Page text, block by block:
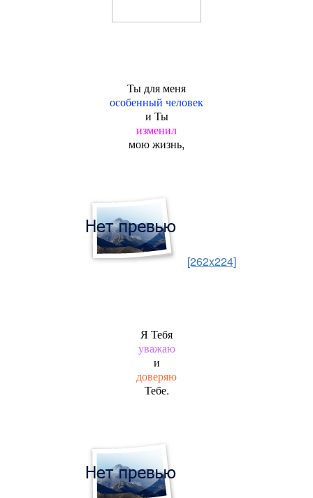
Ты для меня
особенный человек
и Ты
изменил
мою жизнь,
[262x224]
Я Тебя
уважаю
и
доверяю
Тебе.